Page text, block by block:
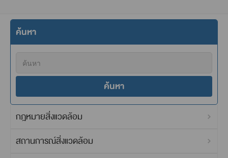
ค้นหา
ค้นหา
กฎหมายสิ่งแวดล้อม
สถานการณ์สิ่งแวดล้อม